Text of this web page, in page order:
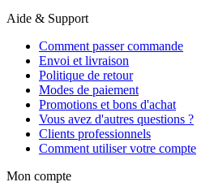
Aide & Support
Comment passer commande
Envoi et livraison
Politique de retour
Modes de paiement
Promotions et bons d'achat
Vous avez d'autres questions ?
Clients professionnels
Comment utiliser votre compte
Mon compte